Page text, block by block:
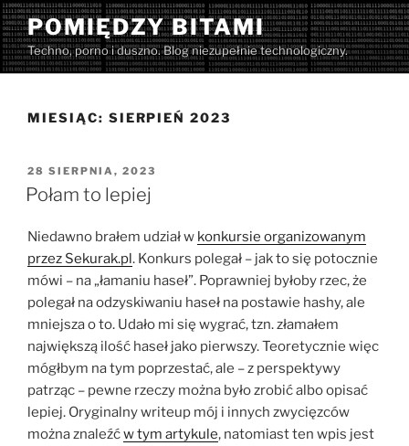
Przejdź
do
treści
POMIĘDZY BITAMI
Techno, porno i duszno. Blog niezupełnie technologiczny.
MIESIĄC: SIERPIEŃ 2023
OPUBLIKOWANE
W
28 SIERPNIA, 2023
Połam to lepiej
Niedawno brałem udział w konkursie organizowanym
przez Sekurak.pl. Konkurs polegał – jak to się potocznie
mówi – na „łamaniu haseł”. Poprawniej byłoby rzec, że
polegał na odzyskiwaniu haseł na postawie hashy, ale
mniejsza o to. Udało mi się wygrać, tzn. złamałem
największą ilość haseł jako pierwszy. Teoretycznie więc
mógłbym na tym poprzestać, ale – z perspektywy
patrząc – pewne rzeczy można było zrobić albo opisać
lepiej. Oryginalny writeup mój i innych zwycięzców
można znaleźćw tym artykule, natomiast ten wpis jest